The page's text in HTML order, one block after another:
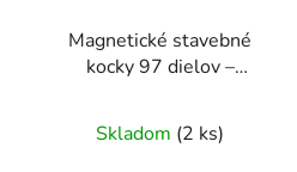
Magnetické stavebné
kocky 97 dielov –
stavebnica pre deti 3+
Skladom (2 ks)